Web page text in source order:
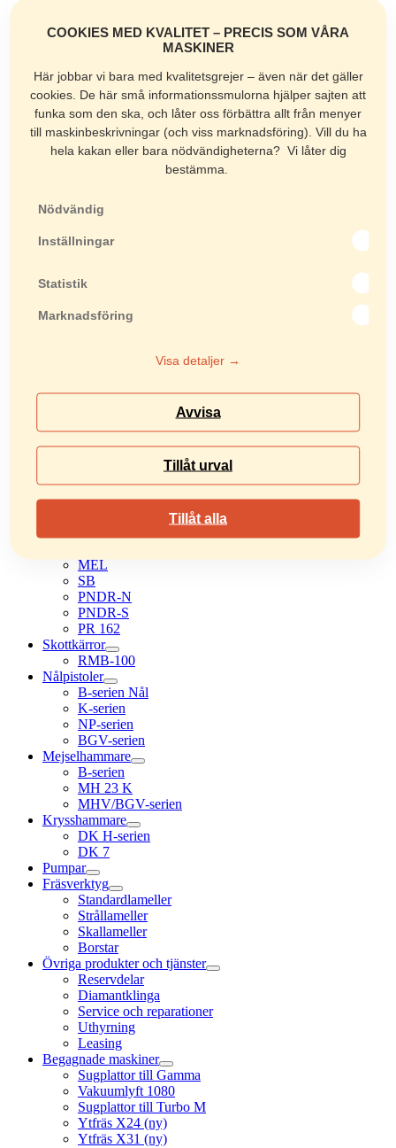
COOKIES MED KVALITET – PRECIS SOM VÅRA
MASKINER
Här jobbar vi bara med kvalitetsgrejer – även när det gäller
cookies. De här små informationssmulorna hjälper sajten att
funka som den ska, och låter oss förbättra allt från menyer
till maskinbeskrivningar (och viss marknadsföring). Vill du ha
hela kakan eller bara nödvändigheterna? Vi låter dig
bestämma.
Nödvändig
Inställningar
Statistik
Marknadsföring
Visa detaljer →
Avvisa
Tillåt urval
Tillåt alla
MCD-1U
MCD-218
Lyftredskap
SH 40
KSH-2H
KSH-2HRW
H-360-350
MHG
FZ 0,8
Läggningsredskap
AH-3700
PBL-UH
KSH-N
PSL-2W
PSL
MEL
SB
PNDR-N
PNDR-S
PR 162
Skottkärror
RMB-100
Nålpistoler
B-serien Nål
K-serien
NP-serien
BGV-serien
Mejselhammare
B-serien
MH 23 K
MHV/BGV-serien
Krysshammare
DK H-serien
DK 7
Pumpar
Fräsverktyg
Standardlameller
Strållameller
Skallameller
Borstar
Övriga produkter och tjänster
Reservdelar
Diamantklinga
Service och reparationer
Uthyrning
Leasing
Begagnade maskiner
Sugplattor till Gamma
Vakuumlyft 1080
Sugplattor till Turbo M
Ytfräs X24 (ny)
Ytfräs X31 (ny)